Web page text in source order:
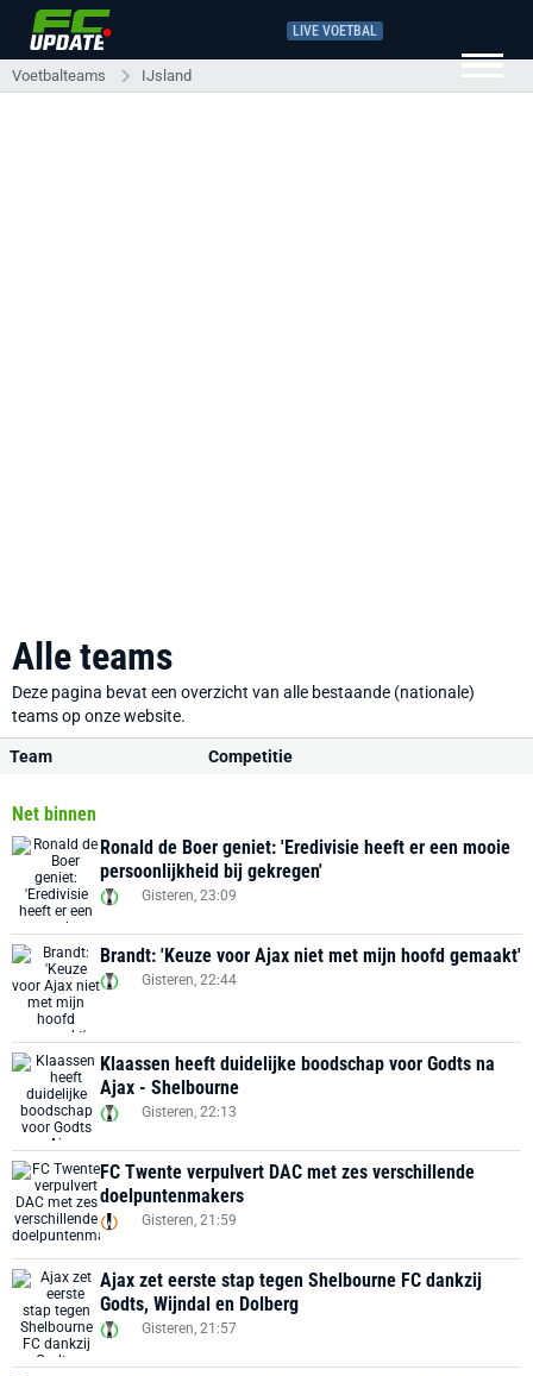
LIVE VOETBAL
Voetbalteams IJsland
Alle teams
Deze pagina bevat een overzicht van alle bestaande (nationale)
teams op onze website.
Team Competitie
Net binnen
Ronald de Boer geniet: 'Eredivisie heeft er een mooie
persoonlijkheid bij gekregen'
Gisteren, 23:09
Brandt: 'Keuze voor Ajax niet met mijn hoofd gemaakt'
Gisteren, 22:44
Klaassen heeft duidelijke boodschap voor Godts na
Ajax - Shelbourne
Gisteren, 22:13
FC Twente verpulvert DAC met zes verschillende
doelpuntenmakers
Gisteren, 21:59
Ajax zet eerste stap tegen Shelbourne FC dankzij
Godts, Wijndal en Dolberg
Gisteren, 21:57